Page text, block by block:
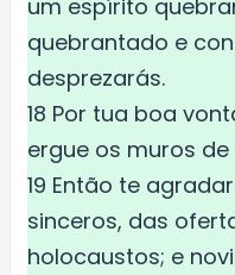
um espírito
quebrantado e
desprezarás.
18 Por tua boa
ergue os muros de
19 Então te
sinceros, das
holocaustos; e